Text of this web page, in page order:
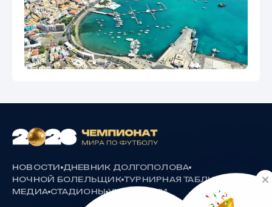
НОВОСТИ ДНЕВНИК ДОЛГОПОЛОВА
НОЧНОЙ БОЛЕЛЬЩИК ТУРНИРНАЯ ТАБЛИЦА
МЕДИА СТАДИОНЫ УЧАСТНИКИ